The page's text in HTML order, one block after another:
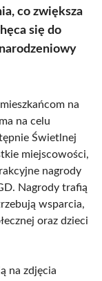
co zwiększa
się do
na
na celu
Świetlnej
miejscowości,
nagrody
Nagrody trafią
wsparcia,
oraz dzieci
na zdjęcia